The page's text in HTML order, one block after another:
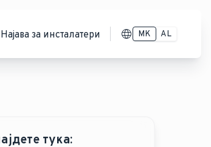
Најава за инсталатери MK AL
тука: